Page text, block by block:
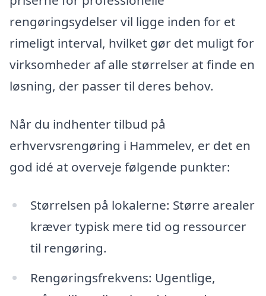
rengøringsydelser vil ligge inden for et
rimeligt interval, hvilket gør det muligt for
virksomheder af alle størrelser at finde en
løsning, der passer til deres behov.
Når du indhenter tilbud på
erhvervsrengøring i Hammelev, er det en
god idé at overveje følgende punkter:
Størrelsen på lokalerne: Større arealer
kræver typisk mere tid og ressourcer
til rengøring.
Rengøringsfrekvens: Ugentlige,